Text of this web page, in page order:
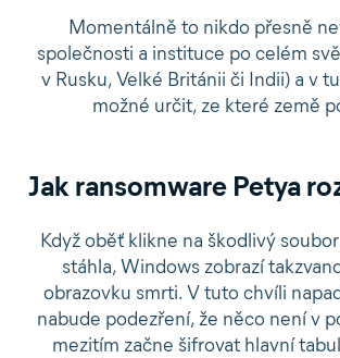
Momentálně to nikdo přesně
společnosti a instituce po celém
v Rusku, Velké Británii či Indii) a v
možné určit, ze které země
Jak ransomware Petya
Když oběť klikne na škodlivý
stáhla, Windows zobrazí
obrazovku smrti. V tuto chvíli
nabude podezření, že něco není v
mezitím začne šifrovat hlavní